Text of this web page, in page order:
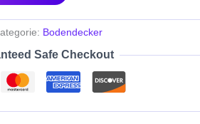
Bodendecker
Safe Checkout